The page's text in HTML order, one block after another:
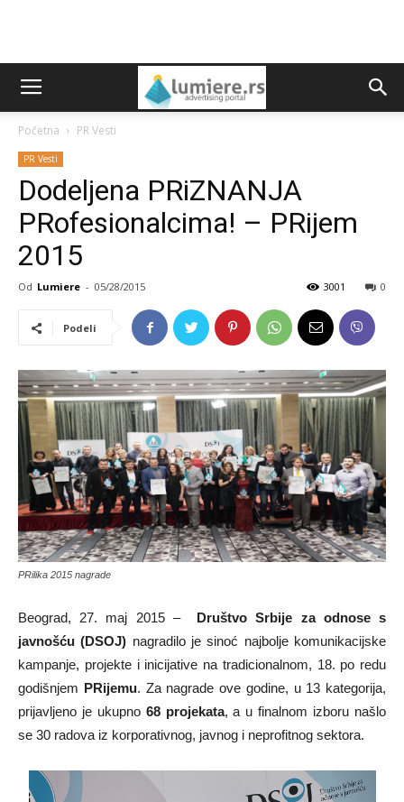
Početna PR Vesti
PR Vesti
Dodeljena PRiZNANJA
PRofesionalcima! – PRijem
2015
Od Lumiere - 05/28/2015 0
3001
Podeli
PRilika 2015 nagrade
Beograd, 27. maj 2015 – Društvo Srbije za odnose s
javnošću (DSOJ) nagradilo je sinoć najbolje komunikacijske
kampanje, projekte i inicijative na tradicionalnom, 18. po redu
godišnjem PRijemu. Za nagrade ove godine, u 13 kategorija,
prijavljeno je ukupno 68 projekata, a u finalnom izboru našlo
se 30 radova iz korporativnog, javnog i neprofitnog sektora.